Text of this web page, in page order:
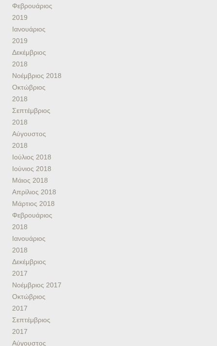
Φεβρουάριος
2019
Ιανουάριος
2019
Δεκέμβριος
2018
Νοέμβριος 2018
Οκτώβριος
2018
Σεπτέμβριος
2018
Αύγουστος
2018
Ιούλιος 2018
Ιούνιος 2018
Μάιος 2018
Απρίλιος 2018
Μάρτιος 2018
Φεβρουάριος
2018
Ιανουάριος
2018
Δεκέμβριος
2017
Νοέμβριος 2017
Οκτώβριος
2017
Σεπτέμβριος
2017
Αύγουστος